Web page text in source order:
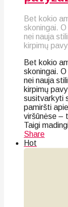
Bet kokio
skoningai.
nei nauja
kirpimų
Bet kokio
skoningai.
nei nauja
kirpimų
susitvarkyti
pamiršti
viršūnėse –
Taigi
Share
Hot